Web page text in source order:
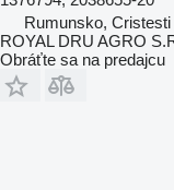
Rumunsko, Cristesti
ROYAL DRU AGRO
Obráťte sa na predajcu